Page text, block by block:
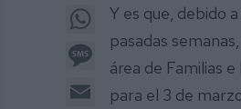
WhatsApp
Message
Y es que, debido
pasadas
área de Familias
para el 3 de